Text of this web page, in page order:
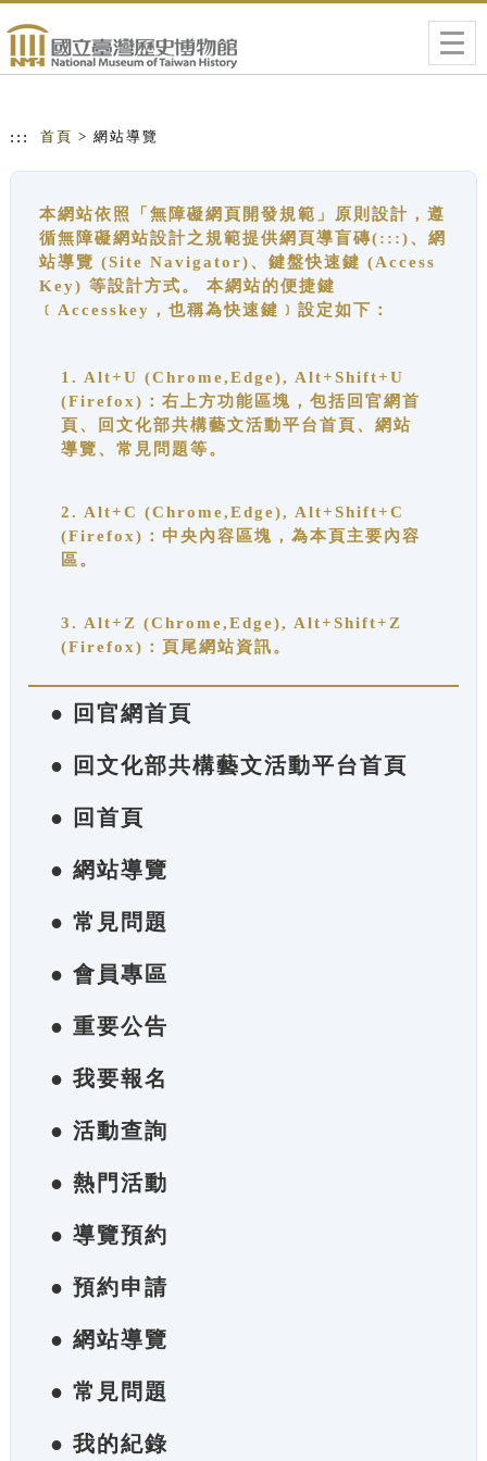
::: 首頁 > 網站導覽
本網站依照「無障礙網頁開發規範」原則設計，遵
循無障礙網站設計之規範提供網頁導盲磚(:::)、網
站導覽 (Site Navigator)、鍵盤快速鍵 (Access
Key) 等設計方式。 本網站的便捷鍵
﹝Accesskey，也稱為快速鍵﹞設定如下：
1. Alt+U (Chrome,Edge), Alt+Shift+U
(Firefox)：右上方功能區塊，包括回官網首
頁、回文化部共構藝文活動平台首頁、網站
導覽、常見問題等。
2. Alt+C (Chrome,Edge), Alt+Shift+C
(Firefox)：中央內容區塊，為本頁主要內容
區。
3. Alt+Z (Chrome,Edge), Alt+Shift+Z
(Firefox)：頁尾網站資訊。
● 回官網首頁
● 回文化部共構藝文活動平台首頁
● 回首頁
● 網站導覽
● 常見問題
● 會員專區
● 重要公告
● 我要報名
● 活動查詢
● 熱門活動
● 導覽預約
● 預約申請
● 網站導覽
● 常見問題
● 我的紀錄